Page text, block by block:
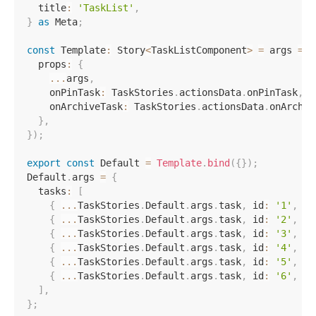
  title
: 'TaskList' ,
}
as Meta;
const Template: Story<TaskListComponent> = args =>
  props
:
{
... args ,
    onPinTask
: TaskStories . actionsData. onPinTask,
    onArchiveTask
: TaskStories . actionsData.
} ,
}) ;
export const Default = Template. bind ({}) ;
Default . args = {
  tasks
:
[
{
...TaskStories . Default . args . task, id : '1' ,
{
...TaskStories . Default . args . task, id : '2' ,
{
...TaskStories . Default . args . task, id : '3' ,
{
...TaskStories . Default . args . task, id : '4' ,
{
...TaskStories . Default . args . task, id : '5' ,
{
...TaskStories . Default . args . task, id : '6' ,
] ,
} ;